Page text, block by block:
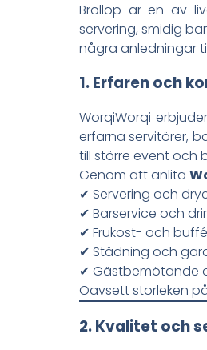
Bröllop är en av
servering, smidig
några anledningar
1. Erfaren och
WorqiWorqi
erfarna servitörer,
till större event och
Genom att anlita
✔ Servering och
✔ Barservice och
✔ Frukost- och
✔ Städning och
✔ Gästbemötande
Oavsett storleken
2. Kvalitet och